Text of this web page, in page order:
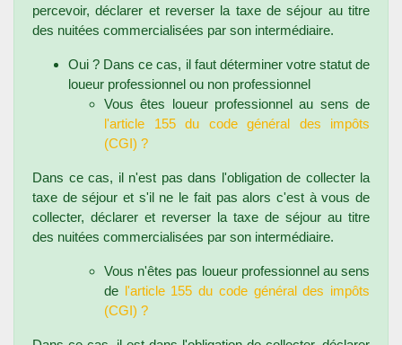
percevoir, déclarer et reverser la taxe de séjour au titre
des nuitées commercialisées par son intermédiaire.
Oui ? Dans ce cas, il faut déterminer votre statut de
loueur professionnel ou non professionnel
Vous êtes loueur professionnel au sens de
l'article 155 du code général des impôts
(CGI) ?
Dans ce cas, il n'est pas dans l'obligation de collecter la
taxe de séjour et s'il ne le fait pas alors c'est à vous de
collecter, déclarer et reverser la taxe de séjour au titre
des nuitées commercialisées par son intermédiaire.
Vous n'êtes pas loueur professionnel au sens
de l'article 155 du code général des impôts
(CGI) ?